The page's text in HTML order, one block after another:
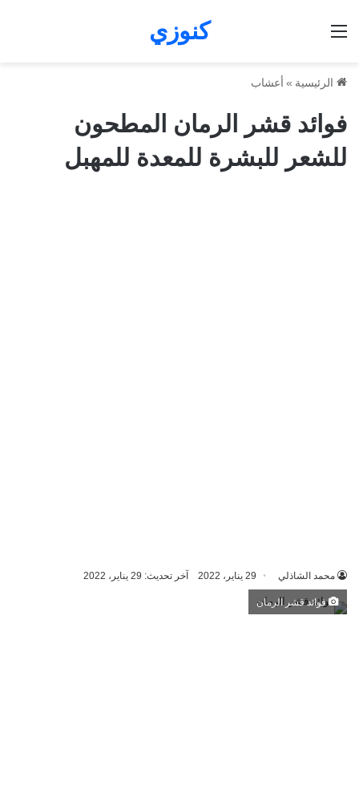
كنوزي
الرئيسية » أعشاب
فوائد قشر الرمان المطحون
للشعر للبشرة للمعدة للمهبل
محمد الشاذلي 29 يناير، 2022 آخر تحديث: 29 يناير، 2022
فوائد قشر الرمان